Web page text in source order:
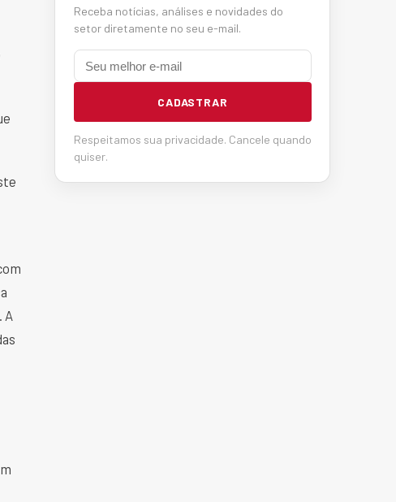
A
Receba notícias, análises e novidades do
setor diretamente no seu e-mail.
E-mail
CADASTRAR
Respeitamos sua privacidade. Cancele quando
quiser.